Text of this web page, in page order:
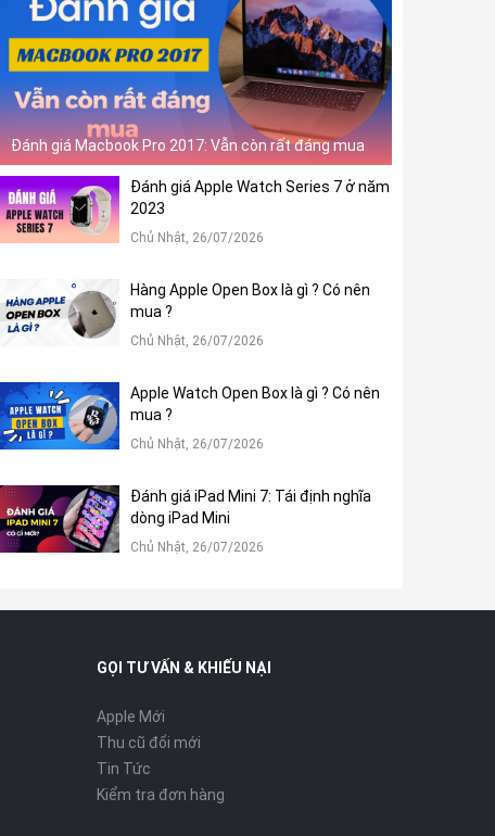
Đánh giá Macbook Pro 2017: Vẫn còn rất đáng mua
Đánh giá Apple Watch Series 7 ở năm
2023
Chủ Nhật, 26/07/2026
Hàng Apple Open Box là gì ? Có nên
mua ?
Chủ Nhật, 26/07/2026
Apple Watch Open Box là gì ? Có nên
mua ?
Chủ Nhật, 26/07/2026
Đánh giá iPad Mini 7: Tái định nghĩa
dòng iPad Mini
Chủ Nhật, 26/07/2026
GỌI TƯ VẤN & KHIẾU NẠI
Apple Mới
Thu cũ đổi mới
Tin Tức
Kiểm tra đơn hàng